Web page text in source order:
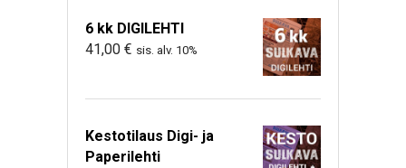
6 kk DIGILEHTI
41,00 € sis. alv. 10%
Kestotilaus Digi- ja
Paperilehti